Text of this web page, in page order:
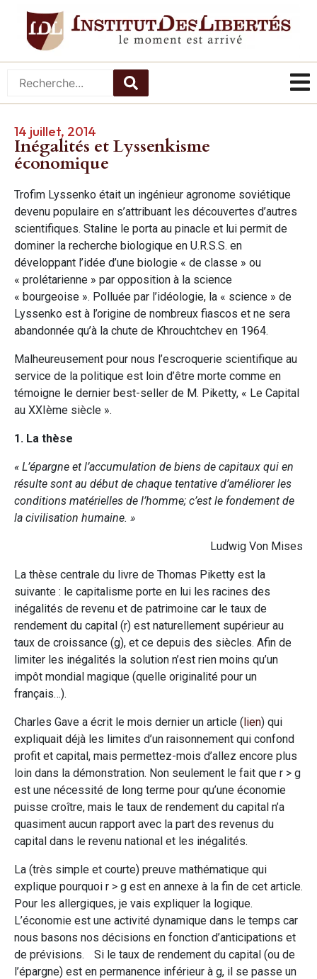
14 juillet, 2014
Inégalités et Lyssenkisme
économique
Trofim Lyssenko était un ingénieur agronome soviétique
devenu populaire en s’attribuant les découvertes d’autres
scientifiques. Staline le porta au pinacle et lui permit de
dominer la recherche biologique en U.R.S.S. en
développant l’idée d’une biologie « de classe » ou
« prolétarienne » par opposition à la science
« bourgeoise ». Polluée par l’idéologie, la « science » de
Lyssenko est à l’origine de nombreux fiascos et ne sera
abandonnée qu’à la chute de Khrouchtchev en 1964.
Malheureusement pour nous l’escroquerie scientifique au
service de la politique est loin d’être morte comme en
témoigne le dernier best-seller de M. Piketty, « Le Capital
au XXIème siècle ».
1. La thèse
« L’épargne et l’accumulation de biens de capitaux qui en
résulte sont au début de chaque tentative d’améliorer les
conditions matérielles de l’homme; c’est le fondement de
la civilisation humaine. »
Ludwig Von Mises
La thèse centrale du livre de Thomas Piketty est la
suivante : le capitalisme porte en lui les racines des
inégalités de revenu et de patrimoine car le taux de
rendement du capital (r) est naturellement supérieur au
taux de croissance (g), et ce depuis des siècles. Afin de
limiter les inégalités la solution n’est rien moins qu’un
impôt mondial magique (quelle originalité pour un
français…).
Charles Gave a écrit le mois dernier un article (lien) qui
expliquait déjà les limites d’un raisonnement qui confond
profit et capital, mais permettez-mois d’allez encore plus
loin dans la démonstration. Non seulement le fait que r > g
est une nécessité de long terme pour qu’une économie
puisse croître, mais le taux de rendement du capital n’a
quasiment aucun rapport avec la part des revenus du
capital dans le revenu national et les inégalités.
La (très simple et courte) preuve mathématique qui
explique pourquoi r > g est en annexe à la fin de cet article.
Pour les allergiques, je vais expliquer la logique.
L’économie est une activité dynamique dans le temps car
nous basons nos décisions en fonction d’anticipations et
de prévisions. Si le taux de rendement du capital (ou de
l’épargne) est en permanence inférieur à g, il se passe un